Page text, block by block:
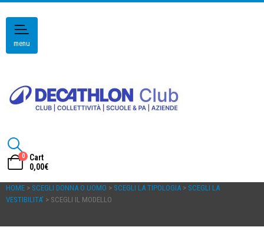
menu
0
Cart
0,00€
HOME > SCEGLI DONNA O UOMO > SCEGLI LA TIPOLOGIA > SCEGLI LA
VESTIBILITA’ > SCEGLI IL MODELLO